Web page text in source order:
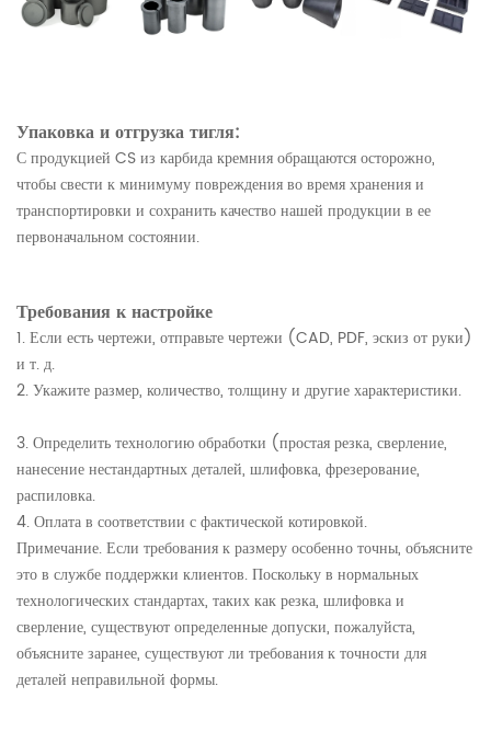
Упаковка и отгрузка тигля:
С продукцией CS из карбида кремния обращаются осторожно,
чтобы свести к минимуму повреждения во время хранения и
транспортировки и сохранить качество нашей продукции в ее
первоначальном состоянии.
Требования к настройке
1. Если есть чертежи, отправьте чертежи (CAD, PDF, эскиз от руки)
и т. д.
2. Укажите размер, количество, толщину и другие характеристики.
3. Определить технологию обработки (простая резка, сверление,
нанесение нестандартных деталей, шлифовка, фрезерование,
распиловка.
4. Оплата в соответствии с фактической котировкой.
Примечание. Если требования к размеру особенно точны, объясните
это в службе поддержки клиентов. Поскольку в нормальных
технологических стандартах, таких как резка, шлифовка и
сверление, существуют определенные допуски, пожалуйста,
объясните заранее, существуют ли требования к точности для
деталей неправильной формы.